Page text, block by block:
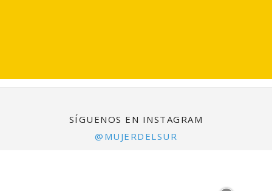
SÍGUENOS EN INSTAGRAM
@MUJERDELSUR